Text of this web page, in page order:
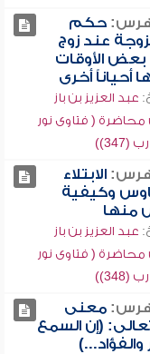
حكم
عند زوج
الأوقات
أحياناً أخرى
عبد العزيز بن باز
( فتاوى نور
الابتلاء
وكيفية
منها
عبد العزيز بن باز
( فتاوى نور
معنى
(إن السمع
والفؤاد...)